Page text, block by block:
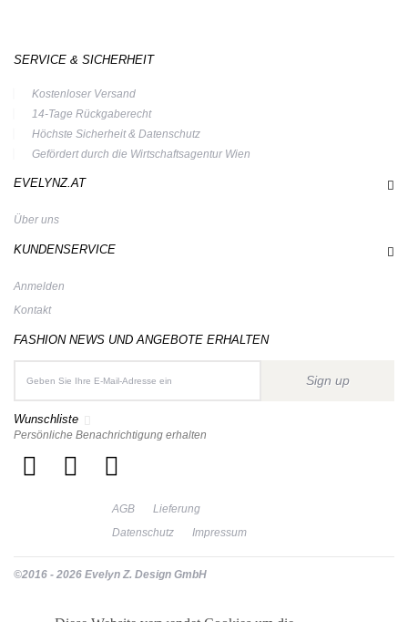
SERVICE & SICHERHEIT
Kostenloser Versand
14-Tage Rückgaberecht
Höchste Sicherheit & Datenschutz
Gefördert durch die Wirtschaftsagentur Wien
EVELYNZ.AT
Über uns
KUNDENSERVICE
Anmelden
Kontakt
FASHION NEWS UND ANGEBOTE ERHALTEN
Sign up
Wunschliste
Persönliche Benachrichtigung erhalten
AGB
Lieferung
Datenschutz
Impressum
©2016 - 2026 Evelyn Z. Design GmbH